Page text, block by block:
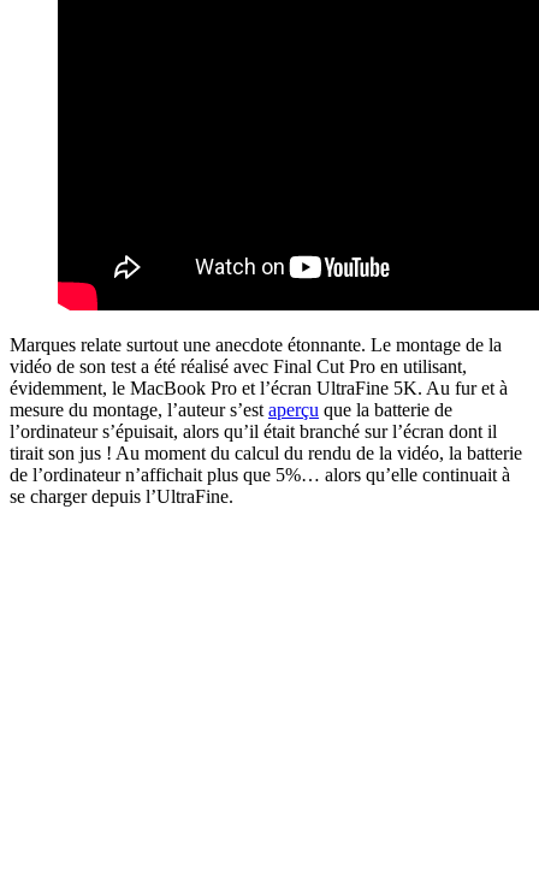
Marques relate surtout une anecdote étonnante. Le montage de la
vidéo de son test a été réalisé avec Final Cut Pro en utilisant,
évidemment, le MacBook Pro et l’écran UltraFine 5K. Au fur et à
mesure du montage, l’auteur s’est aperçu que la batterie de
l’ordinateur s’épuisait, alors qu’il était branché sur l’écran dont il
tirait son jus ! Au moment du calcul du rendu de la vidéo, la batterie
de l’ordinateur n’affichait plus que 5%… alors qu’elle continuait à
se charger depuis l’UltraFine.